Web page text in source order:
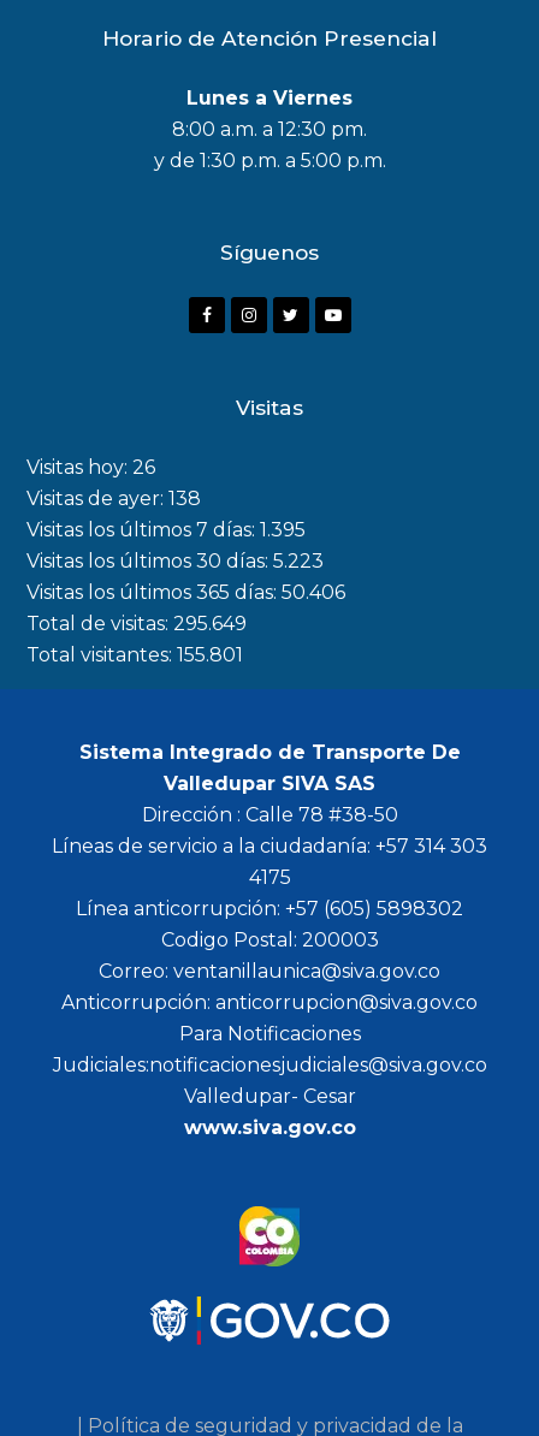
Horario de Atención Presencial
Lunes a Viernes
8:00 a.m. a 12:30 pm.
y de 1:30 p.m. a 5:00 p.m.
Síguenos
F
o
k
I
a
m
r
Y
Visitas
Visitas hoy:26
Visitas de ayer:138
Visitas los últimos 7 días:1.395
Visitas los últimos 30 días:5.223
Visitas los últimos 365 días:50.406
Total de visitas:295.649
Total visitantes:155.801
Sistema Integrado de Transporte De
Valledupar SIVA SAS
Dirección : Calle 78 #38-50
Líneas de servicio a la ciudadanía: +57 314 303
4175
Línea anticorrupción: +57 (605) 5898302
Codigo Postal: 200003
Correo: ventanillaunica@siva.gov.co
Anticorrupción: anticorrupcion@siva.gov.co
Para Notificaciones
Judiciales:notificacionesjudiciales@siva.gov.co
Valledupar- Cesar
www.siva.gov.co
| Política de seguridad y privacidad de la